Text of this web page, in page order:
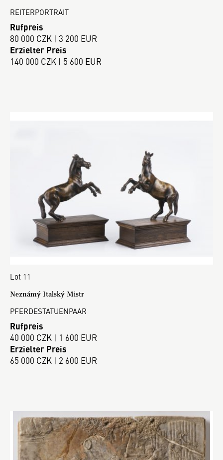
REITERPORTRAIT
Rufpreis
80 000 CZK | 3 200 EUR
Erzielter Preis
140 000 CZK | 5 600 EUR
Lot 11
Neznámý Italský Mistr
PFERDESTATUENPAAR
Rufpreis
40 000 CZK | 1 600 EUR
Erzielter Preis
65 000 CZK | 2 600 EUR